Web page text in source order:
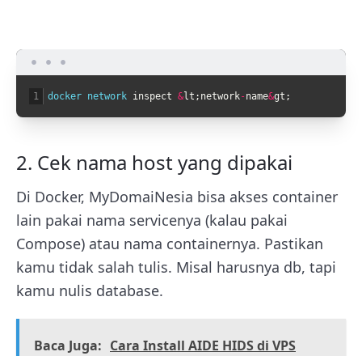
1 docker network inspect &lt ; network-name&gt ;
2. Cek nama host yang dipakai
Di Docker, MyDomaiNesia bisa akses container
lain pakai nama servicenya (kalau pakai
Compose) atau nama containernya. Pastikan
kamu tidak salah tulis. Misal harusnya db, tapi
kamu nulis database.
Baca Juga: Cara Install AIDE HIDS di VPS